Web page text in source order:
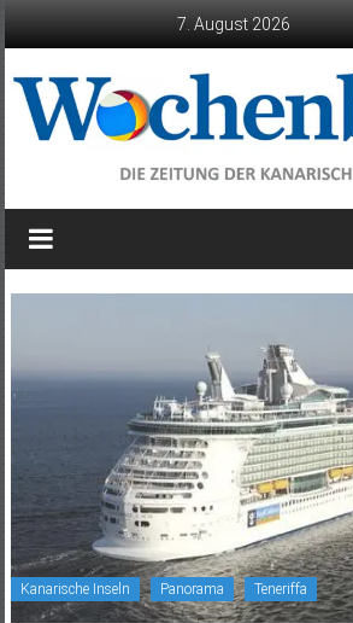
7. August 2026
Wochenblatt
die
Inseln
Kanarische Inseln Panorama Teneriffa